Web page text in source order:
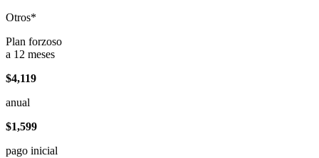
Otros*
Plan forzoso
a 12 meses
$4,119
anual
$1,599
pago inicial